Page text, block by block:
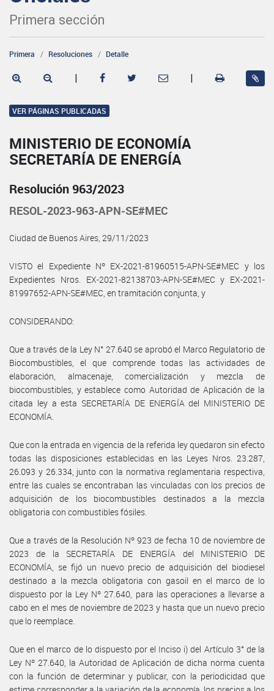
Primera sección
Primera Resoluciones Detalle
| |
VER PÁGINAS PUBLICADAS
MINISTERIO DE ECONOMÍA
SECRETARÍA DE ENERGÍA
Resolución 963/2023
RESOL-2023-963-APN-SE#MEC
Ciudad de Buenos Aires, 29/11/2023
VISTO el Expediente Nº EX-2021-81960515-APN-SE#MEC y los
Expedientes Nros. EX-2021-82138703-APN-SE#MEC y EX-2021-
81997652-APN-SE#MEC, en tramitación conjunta, y
CONSIDERANDO:
Que a través de la Ley N° 27.640 se aprobó el Marco Regulatorio de
Biocombustibles, el que comprende todas las actividades de
elaboración, almacenaje, comercialización y mezcla de
biocombustibles, y establece como Autoridad de Aplicación de la
citada ley a esta SECRETARÍA DE ENERGÍA del MINISTERIO DE
ECONOMÍA.
Que con la entrada en vigencia de la referida ley quedaron sin efecto
todas las disposiciones establecidas en las Leyes Nros. 23.287,
26.093 y 26.334, junto con la normativa reglamentaria respectiva,
entre las cuales se encontraban las vinculadas con los precios de
adquisición de los biocombustibles destinados a la mezcla
obligatoria con combustibles fósiles.
Que a través de la Resolución Nº 923 de fecha 10 de noviembre de
2023 de la SECRETARÍA DE ENERGÍA del MINISTERIO DE
ECONOMÍA, se fijó un nuevo precio de adquisición del biodiesel
destinado a la mezcla obligatoria con gasoil en el marco de lo
dispuesto por la Ley Nº 27.640, para las operaciones a llevarse a
cabo en el mes de noviembre de 2023 y hasta que un nuevo precio
que lo reemplace.
Que en el marco de lo dispuesto por el Inciso i) del Artículo 3° de la
Ley Nº 27.640, la Autoridad de Aplicación de dicha norma cuenta
con la función de determinar y publicar, con la periodicidad que